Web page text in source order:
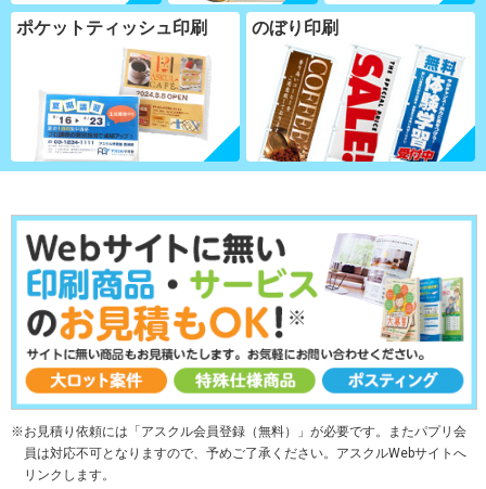
ポケットティッシュ印刷 のぼり印刷
お見積り依頼には「アスクル会員登録（無料）」が必要です。またパプリ会
員は対応不可となりますので、予めご了承ください。アスクルWebサイトへ
リンクします。